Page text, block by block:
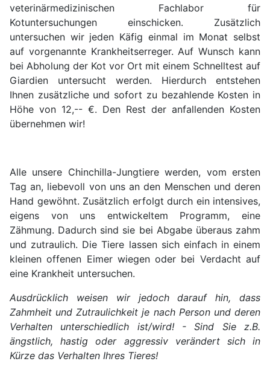
veterinärmedizinischen Fachlabor für
Kotuntersuchungen einschicken. Zusätzlich
untersuchen wir jeden Käfig einmal im Monat selbst
auf vorgenannte Krankheitserreger. Auf Wunsch kann
bei Abholung der Kot vor Ort mit einem Schnelltest auf
Giardien untersucht werden. Hierdurch entstehen
Ihnen zusätzliche und sofort zu bezahlende Kosten in
Höhe von 12,-- €. Den Rest der anfallenden Kosten
übernehmen wir!
Alle unsere Chinchilla-Jungtiere werden, vom ersten
Tag an, liebevoll von uns an den Menschen und deren
Hand gewöhnt. Zusätzlich erfolgt durch ein intensives,
eigens von uns entwickeltem Programm, eine
Zähmung. Dadurch sind sie bei Abgabe überaus zahm
und zutraulich. Die Tiere lassen sich einfach in einem
kleinen offenen Eimer wiegen oder bei Verdacht auf
eine Krankheit untersuchen.
Ausdrücklich weisen wir jedoch darauf hin, dass
Zahmheit und Zutraulichkeit je nach Person und deren
Verhalten unterschiedlich ist/wird! - Sind Sie z.B.
ängstlich, hastig oder aggressiv verändert sich in
Kürze das Verhalten Ihres Tieres!